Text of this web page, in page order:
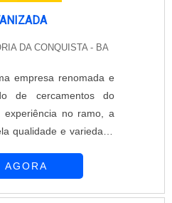
DA CONQUISTA - BA
empresa renomada e
de cercamentos do
experiência no ramo, a
qualidade e variedade
galvanizada é um
AGORA